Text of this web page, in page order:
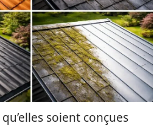
soient conçues